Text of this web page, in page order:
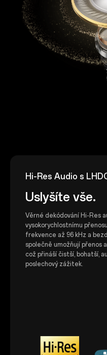
Hi-Res Audio s
Uslyšíte vše.
Věrné dekódování Hi-Res
vysokorychlostnímu
frekvence až 96 kHz a
společně umožňují přenos
což přináší čistší, bohatší,
poslechový zážitek.